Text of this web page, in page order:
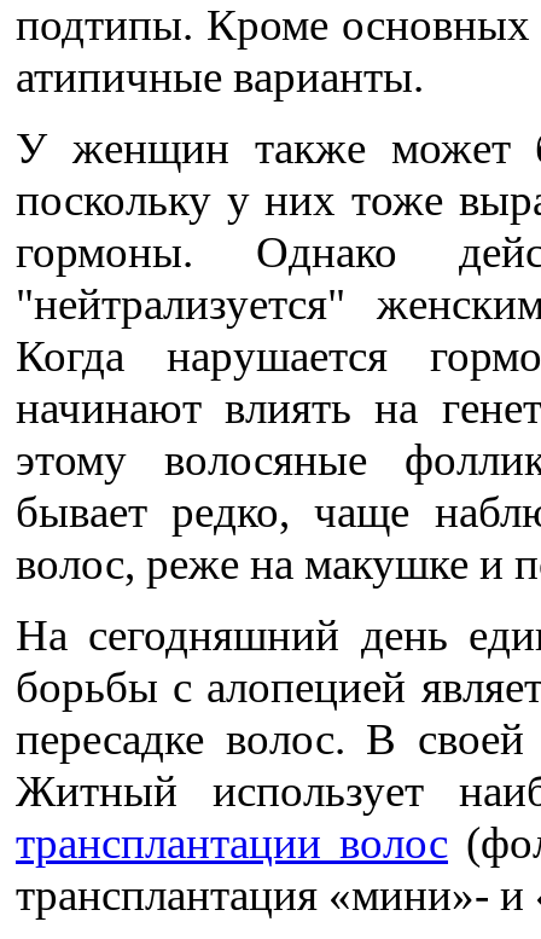
подтипы. Кроме основных
атипичные варианты.
У женщин также может
поскольку у них тоже
гормоны. Однако
"нейтрализуется"
Когда нарушается
начинают влиять на
этому волосяные
бывает редко, чаще
волос, реже на макушке и
На сегодняшний день
борьбы с алопецией
пересадке волос. В
Житный использует
трансплантации волос
трансплантация «мини»-